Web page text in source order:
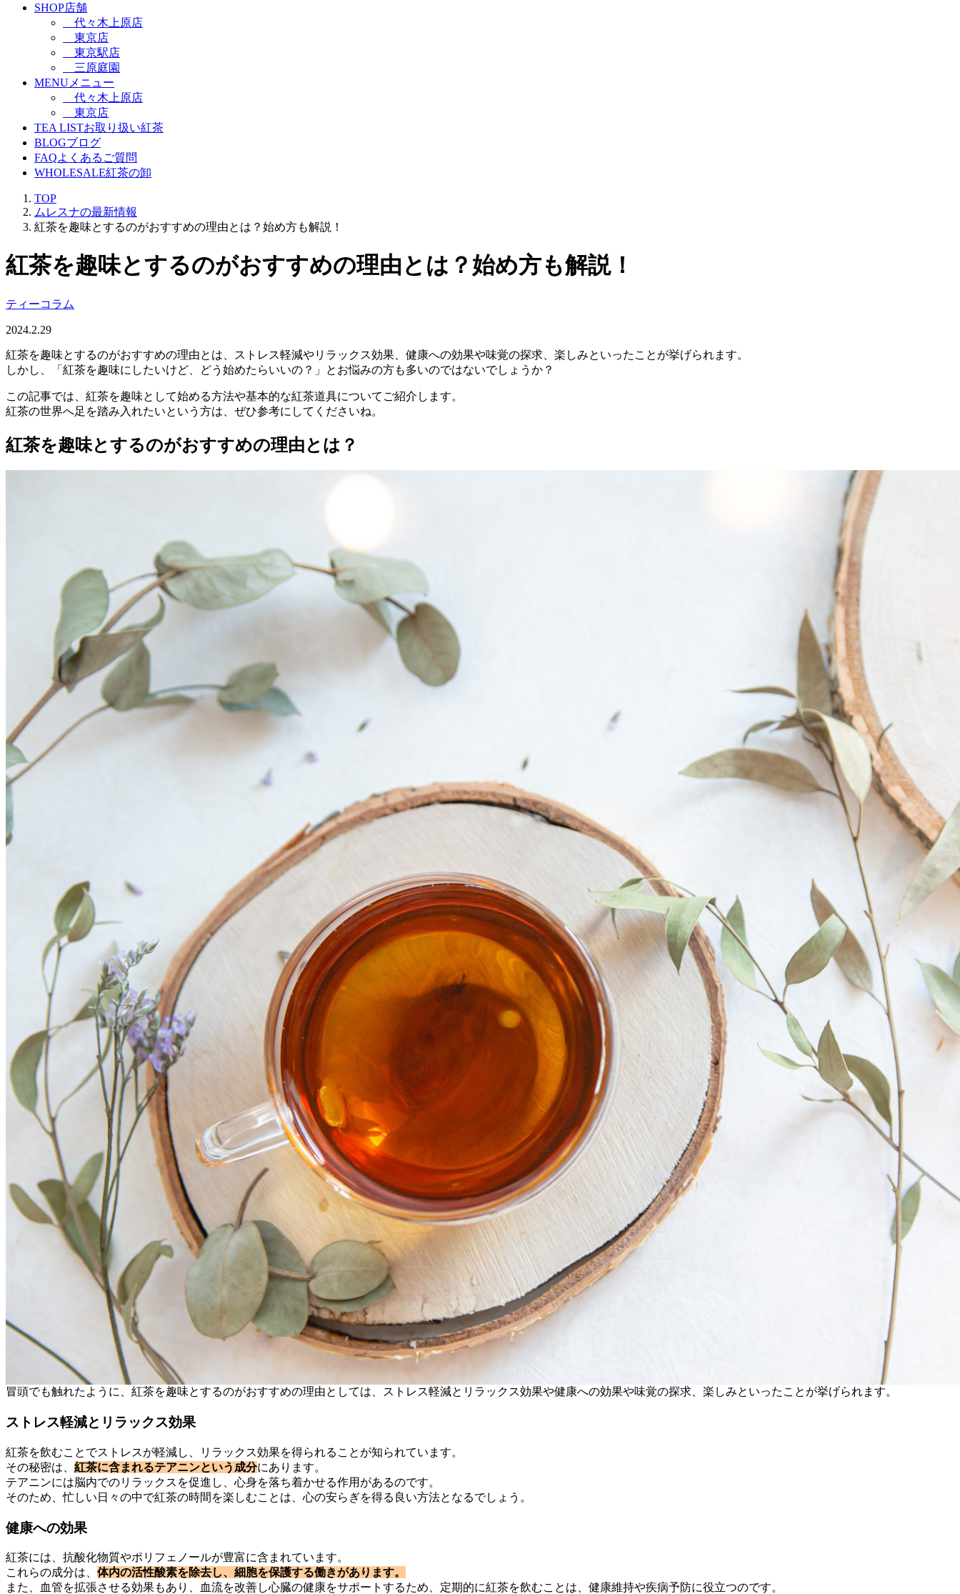
SHOP店舗
代々木上原店
東京店
東京駅店
三原庭園
MENU メニュー
代々木上原店
東京店
TEA LISTお取り扱い紅茶
BLOGブログ
FAQよくあるご質問
WHOLESALE紅茶の卸
TOP
ムレスナの最新情報
紅茶を趣味とするのがおすすめの理由とは？始め方も解説！
紅茶を趣味とするのがおすすめの理由とは？始め方も解説！
ティーコラム
2024.2.29
紅茶を趣味とするのがおすすめの理由とは、ストレス軽減やリラックス効果、健康への効果や味覚の探求、楽しみといったことが挙げられます。
しかし、「紅茶を趣味にしたいけど、どう始めたらいいの？」とお悩みの方も多いのではないでしょうか？
この記事では、紅茶を趣味として始める方法や基本的な紅茶道具についてご紹介します。
紅茶の世界へ足を踏み入れたいという方は、ぜひ参考にしてくださいね。
紅茶を趣味とするのがおすすめの理由とは？
冒頭でも触れたように、紅茶を趣味とするのがおすすめの理由としては、ストレス軽減とリラックス効果や健康への効果や味覚の探求、楽しみといったことが挙げられます。
ストレス軽減とリラックス効果
紅茶を飲むことでストレスが軽減し、リラックス効果を得られることが知られています。
その秘密は、 紅茶に含まれるテアニンという成分にあります。
テアニンには脳内でのリラックスを促進し、心身を落ち着かせる作用があるのです。
そのため、忙しい日々の中で紅茶の時間を楽しむことは、心の安らぎを得る良い方法となるでしょう。
健康への効果
紅茶には、抗酸化物質やポリフェノールが豊富に含まれています。
これらの成分は、 体内の活性酸素を除去し、細胞を保護する働きがあります。
また、血管を拡張させる効果もあり、血流を改善し心臓の健康をサポートするため、定期的に紅茶を飲むことは、健康維持や疾病予防に役立つのです。